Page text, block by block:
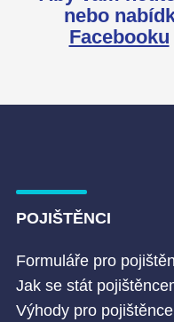
nebo
Facebooku
POJIŠTĚNCI
Formuláře pro
Jak se stát
Výhody pro pojištěnce